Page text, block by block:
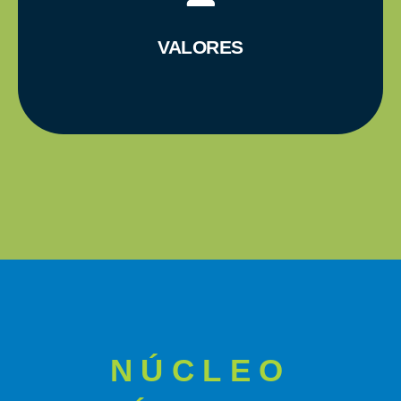
VALORES
- Competência e Espírito de Equipe
NÚCLEO